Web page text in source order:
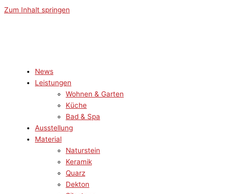
Zum Inhalt springen
News
Leistungen
Wohnen & Garten
Küche
Bad & Spa
Ausstellung
Material
Naturstein
Keramik
Quarz
Dekton